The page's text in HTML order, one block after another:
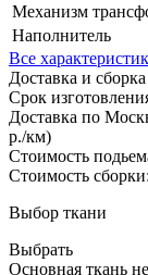
Механизм
Наполнитель
Все
Доставка и
Срок
Доставка по
р./км)
Стоимость
Стоимость сборки:
Выбор ткани
Выбрать
Основная ткань